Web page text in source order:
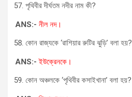
পৃথিবীর দীর্ঘতম নদীর নাম কী?
ANS:- নীল নদ।
কোন রাজ্যকে ‘রাশিয়ার রুটির ঝুড়ি’ বলা হয়?
ANS:- ইউক্রেনকে।
কোন অঞ্চলকে ‘পৃথিবীর কসাইখানা’ বলা হয়?